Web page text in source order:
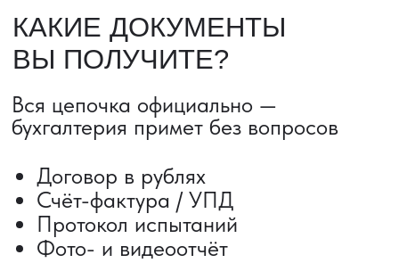
ДОСТАВКА ТОВАРОВ ИЗ КИТАЯ
Сроки от 5 дней
Авиадоставка
Сборный груз
Железнодорожные перевозки
Автогрузоперевозки
Контейнерные перевозки
Доставка образцов
Получить консультацию